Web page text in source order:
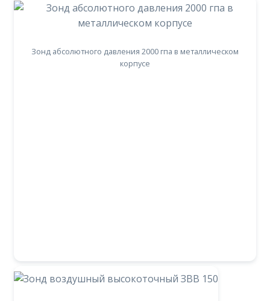
Зонд абсолютного давления 2000 гпа в металлическом
корпусе